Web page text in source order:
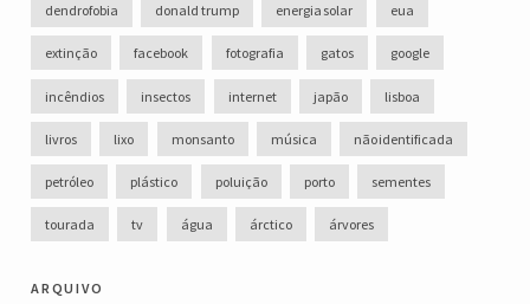
dendrofobia donald trump energia solar eua
extinção facebook fotografia gatos google
incêndios insectos internet japão lisboa
livros lixo monsanto música não identificada
petróleo plástico poluição porto sementes
tourada tv água árctico árvores
arquivo